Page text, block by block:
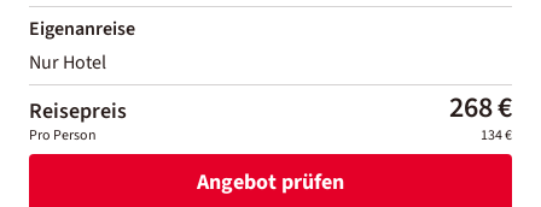
Eigenanreise
Nur Hotel
Reisepreis 268 €
Pro Person 134 €
Angebot prüfen